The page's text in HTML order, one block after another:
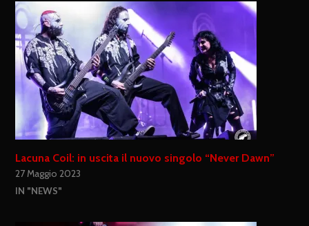
Lacuna Coil: in uscita il nuovo singolo “Never Dawn”
27 Maggio 2023
IN "NEWS"